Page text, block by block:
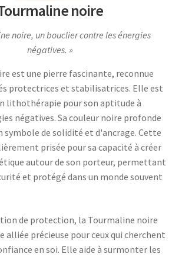
noire
noire, un bouclier contre les énergies
négatives.
est une pierre fascinante, reconnue
protectrices et stabilisatrices. Elle est
lithothérapie pour son aptitude à
négatives. Sa couleur noire profonde
symbole de solidité et d'ancrage. Cette
prisée pour sa capacité à créer
autour de son porteur, permettant
et protégé dans un monde souvent
de protection, la Tourmaline noire
alliée précieuse pour ceux qui cherchent
en soi. Elle aide à surmonter les